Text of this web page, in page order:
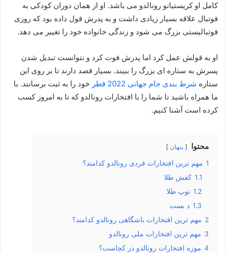
کامل او کریستیانو رونالدو می باشد. او از همان دوران کودکی به
فوتبال علاقه بسیار زیادی داشت و به پدرش قول داده بود که روزی
فوتبالیستی بزرگ می شود و زندگی خانواده خود را تغییر می دهد.
او به قولش عمل کرد اما پدرش فوت کرد و نتوانست تبدیل شدن
پسرش به ستاره ای بزرگ را ببیند. بسیار قصد دارند تا بر روی این
ستاره شرط بندی جام جهانی 2022 قطر
خود را به ثبت برسانند. با
ما همراه باشید تا شما را با افتخارات رونالدو که تا به امروز کسب
کرده است آشنا کنیم.
محتوا پنهان
1 مهم ترین افتخارات فردی رونالدو کدامند؟
1.1 کفش طلا
1.2 توپ طلا
1.3 د بست
2 مهم ترین افتخارات باشگاهی رونالدو کدامند؟
3 مهم ترین افتخارات ملی رونالدو
4 موزه افتخارات رونالدو در کجاست؟